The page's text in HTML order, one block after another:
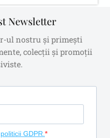
Newsletter
ul nostru și primești
colecții și promoții
politicii GDPR.